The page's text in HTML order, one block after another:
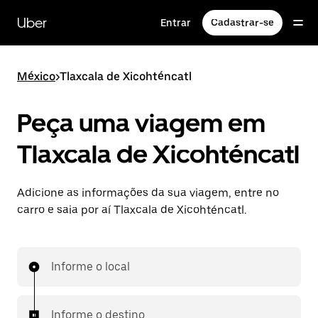
para
conteúdo
Uber Entrar Cadastrar-se
México>Tlaxcala de Xicohténcatl
Peça uma viagem em
Tlaxcala de Xicohténcatl
Adicione as informações da sua viagem, entre no
carro e saia por aí Tlaxcala de Xicohténcatl.
Informe o local
Informe o destino